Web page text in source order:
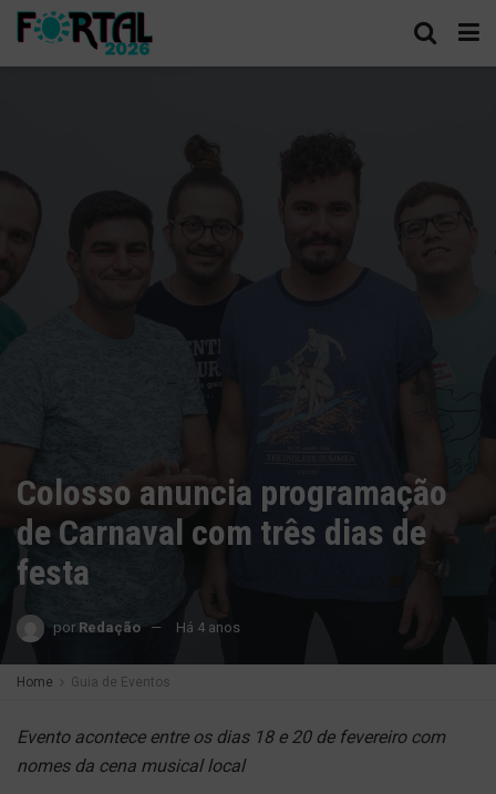
Colosso anuncia programação
de Carnaval com três dias de
festa
por Redação Há 4 anos
Home Guia de Eventos
Evento acontece entre os dias 18 e 20 de fevereiro com
nomes da cena musical local